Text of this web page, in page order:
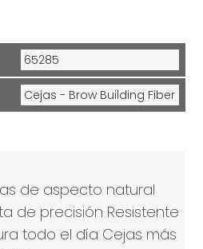
65285
Cejas - Brow Building Fiber
de aspecto natural
de precisión Resistente
todo el día Cejas más